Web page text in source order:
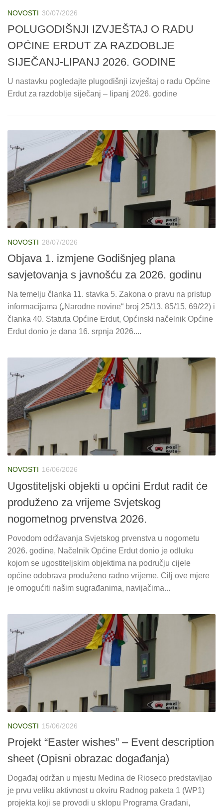
NOVOSTI 30/07/2026
POLUGODIŠNJI IZVJEŠTAJ O RADU
OPĆINE ERDUT ZA RAZDOBLJE
SIJEČANJ-LIPANJ 2026. GODINE
U nastavku pogledajte plugodišnji izvještaj o radu Općine
Erdut za razdoblje siječanj – lipanj 2026. godine
NOVOSTI 28/07/2026
Objava 1. izmjene Godišnjeg plana
savjetovanja s javnošću za 2026. godinu
Na temelju članka 11. stavka 5. Zakona o pravu na pristup
informacijama („Narodne novine“ broj 25/13, 85/15, 69/22) i
članka 40. Statuta Općine Erdut, Općinski načelnik Općine
Erdut donio je dana 16. srpnja 2026....
NOVOSTI 16/06/2026
Ugostiteljski objekti u općini Erdut radit će
produženo za vrijeme Svjetskog
nogometnog prvenstva 2026.
Povodom održavanja Svjetskog prvenstva u nogometu
2026. godine, Načelnik Općine Erdut donio je odluku
kojom se ugostiteljskim objektima na području cijele
općine odobrava produženo radno vrijeme. Cilj ove mjere
je omogućiti našim sugrađanima, navijačima...
NOVOSTI 15/06/2026
Projekt “Easter wishes” – Event description
sheet (Opisni obrazac događanja)
Događaj održan u mjestu Medina de Rioseco predstavljao
je prvu veliku aktivnost u okviru Radnog paketa 1 (WP1)
projekta koji se provodi u sklopu Programa Građani,